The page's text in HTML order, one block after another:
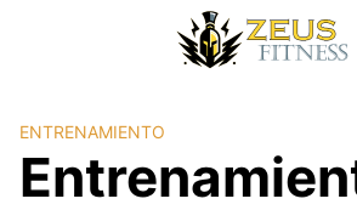
ENTRENAMIENTO